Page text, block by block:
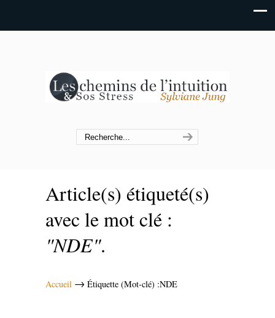
Article(s) étiqueté(s)
avec le mot clé :
"NDE".
Accueil → Étiquette (Mot-clé) :NDE